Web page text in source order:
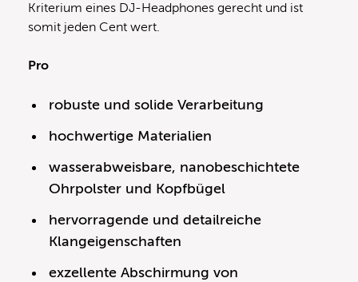
Kriterium eines DJ-Headphones gerecht und ist
somit jeden Cent wert.
Pro
robuste und solide Verarbeitung
hochwertige Materialien
wasserabweisbare, nanobeschichtete
Ohrpolster und Kopfbügel
hervorragende und detailreiche
Klangeigenschaften
exzellente Abschirmung von